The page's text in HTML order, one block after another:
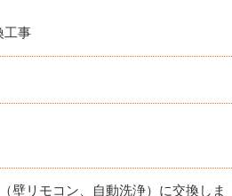
事
リモコン、自動洗浄）に交換しま